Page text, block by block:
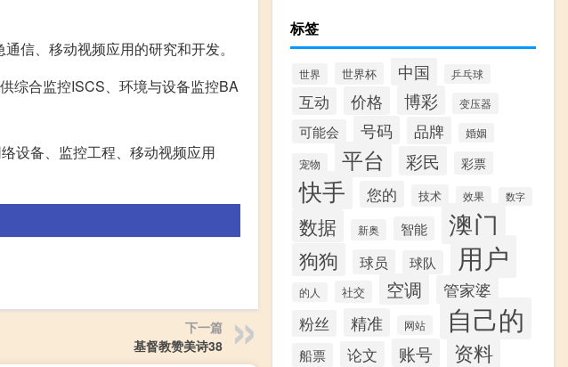
信、移动视频应用的研究和开发。
综合监控ISCS、环境与设备监控BA
设备、监控工程、移动视频应用
下一篇
基督教赞美诗38
标签
世界 世界杯 中国 乒乓球
互动 价格 博彩 变压器
可能会 号码 品牌 婚姻
宠物 平台 彩民 彩票
快手 您的 技术 效果 数字
数据 新奥 智能 澳门
狗狗 球员 球队 用户
的人 社交 空调 管家婆
粉丝 精准 网站 自己的
船票 论文 账号 资料